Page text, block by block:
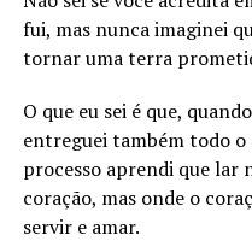
fui, mas nunca imaginei
tornar uma terra
O que eu sei é que,
entreguei também todo o
processo aprendi que lar
coração, mas onde o
servir e amar.